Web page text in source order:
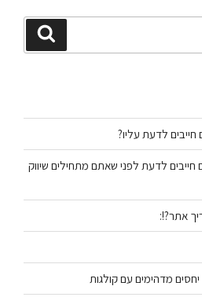
חייבים לדעת לפני שאתם מתחילים שיווק